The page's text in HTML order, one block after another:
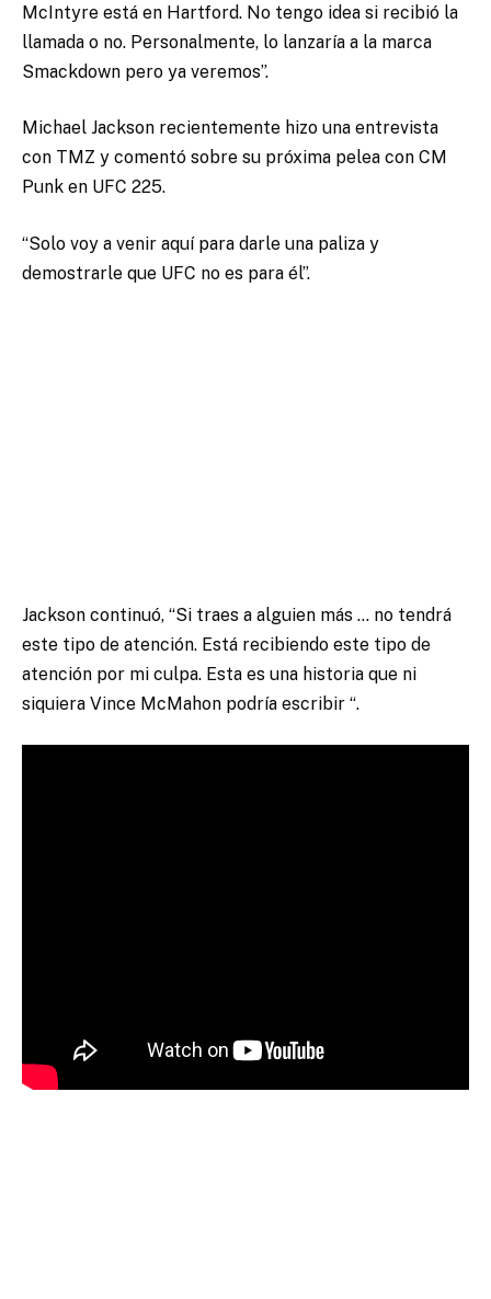
McIntyre está en Hartford. No tengo idea si recibió la
llamada o no. Personalmente, lo lanzaría a la marca
Smackdown pero ya veremos”.
Michael Jackson recientemente hizo una entrevista
con TMZ y comentó sobre su próxima pelea con CM
Punk en UFC 225.
“Solo voy a venir aquí para darle una paliza y
demostrarle que UFC no es para él”.
Jackson continuó, “Si traes a alguien más … no tendrá
este tipo de atención. Está recibiendo este tipo de
atención por mi culpa. Esta es una historia que ni
siquiera Vince McMahon podría escribir “.